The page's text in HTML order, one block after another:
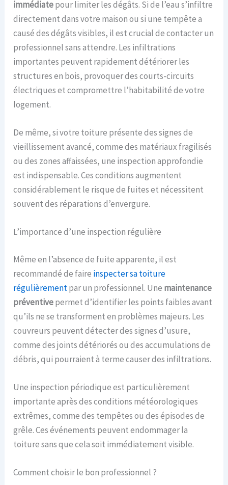
immédiatepour limiter les dégâts. Si de l’eau s’infiltre
directement dans votre maison ou si une tempête a
causé des dégâts visibles, il est crucial de contacter un
professionnel sans attendre. Les infiltrations
importantes peuvent rapidement détériorer les
structures en bois, provoquer des courts-circuits
électriques et compromettre l’habitabilité de votre
logement.
De même, si votre toiture présente des signes de
vieillissement avancé, comme des matériaux fragilisés
ou des zones affaissées, une inspection approfondie
est indispensable. Ces conditions augmentent
considérablement le risque de fuites et nécessitent
souvent des réparations d’envergure.
L’importance d’une inspection régulière
Même en l’absence de fuite apparente, il est
recommandé de faire inspecter sa toiture
régulièrementpar un professionnel. Une maintenance
préventivepermet d’identifier les points faibles avant
qu’ils ne se transforment en problèmes majeurs. Les
couvreurs peuvent détecter des signes d’usure,
comme des joints détériorés ou des accumulations de
débris, qui pourraient à terme causer des infiltrations.
Une inspection périodique est particulièrement
importante après des conditions météorologiques
extrêmes, comme des tempêtes ou des épisodes de
grêle. Ces événements peuvent endommager la
toiture sans que cela soit immédiatement visible.
Comment choisir le bon professionnel ?